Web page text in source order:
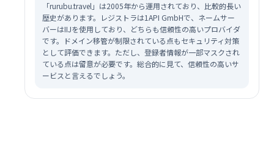
「rurubu.travel」は2005年から運用されており、比較的長い
歴史があります。レジストラは1API GmbHで、ネームサー
バーはIIJを使用しており、どちらも信頼性の高いプロバイダ
です。ドメイン移管が制限されている点もセキュリティ対策
として評価できます。ただし、登録者情報が一部マスクされ
ている点は留意が必要です。総合的に見て、信頼性の高いサ
ービスと言えるでしょう。